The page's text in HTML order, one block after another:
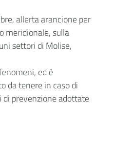
allerta arancione per
meridionale, sulla
settori di Molise,
ed è
da tenere in caso di
prevenzione adottate